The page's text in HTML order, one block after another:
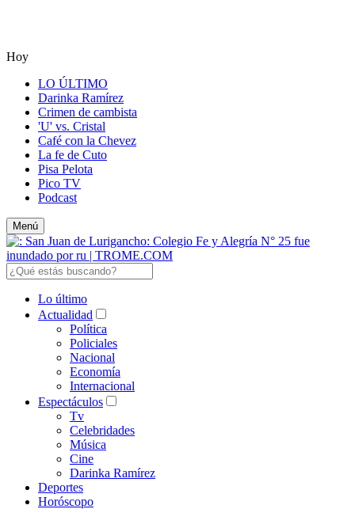
Hoy
LO ÚLTIMO
Darinka Ramírez
Crimen de cambista
'U' vs. Cristal
Café con la Chevez
La fe de Cuto
Pisa Pelota
Pico TV
Podcast
Menú
Lo último
Actualidad
Política
Policiales
Nacional
Economía
Internacional
Espectáculos
Tv
Celebridades
Música
Cine
Darinka Ramírez
Deportes
Horóscopo